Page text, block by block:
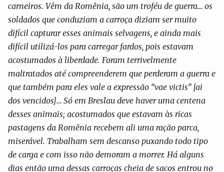
carneiros. Vêm da Romênia, são um troféu de guerra… os
soldados que conduziam a carroça diziam ser muito
difícil capturar esses animais selvagens, e ainda mais
difícil utilizá-los para carregar fardos, pois estavam
acostumados à liberdade. Foram terrivelmente
maltratados até compreenderem que perderam a guerra e
que também para eles vale a expressão “vae victis” [ai
dos vencidos]… Só em Breslau deve haver uma centena
desses animais; acostumados que estavam às ricas
pastagens da Romênia recebem ali uma ração parca,
miserável. Trabalham sem descanso puxando todo tipo
de carga e com isso não demoram a morrer. Há alguns
dias então uma dessas carroças cheia de sacos entrou no